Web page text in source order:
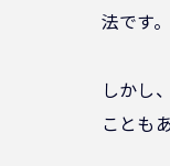
法です
しかし
ことも